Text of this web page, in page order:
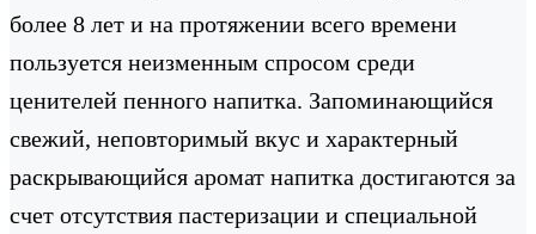
более 8 лет и на протяжении всего времени
пользуется неизменным спросом среди
ценителей пенного напитка. Запоминающийся
свежий, неповторимый вкус и характерный
раскрывающийся аромат напитка достигаются за
счет отсутствия пастеризации и специальной